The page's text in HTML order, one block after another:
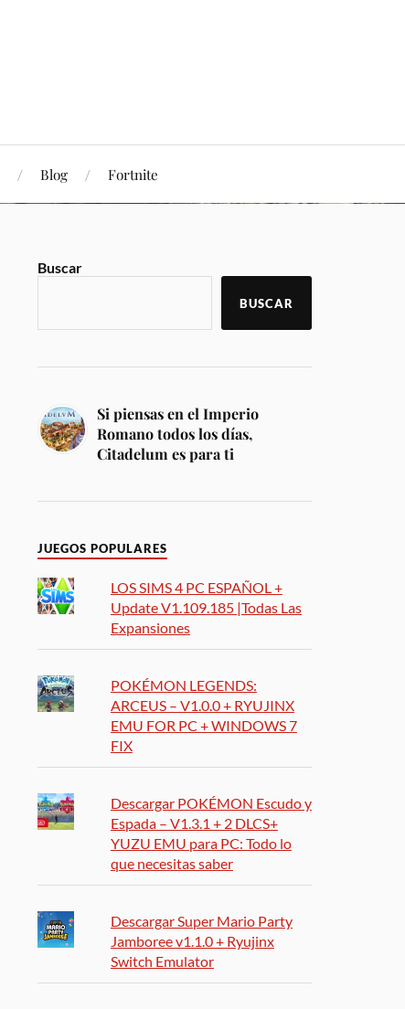
Blog Fortnite
Buscar
BUSCAR
Si piensas en el Imperio
Romano todos los días,
Citadelum es para ti
JUEGOS POPULARES
LOS SIMS 4 PC ESPAÑOL +
Update V1.109.185 |Todas Las
Expansiones
POKÉMON LEGENDS:
ARCEUS – V1.0.0 + RYUJINX
EMU FOR PC + WINDOWS 7
FIX
Descargar POKÉMON Escudo y
Espada – V1.3.1 + 2 DLCS+
YUZU EMU para PC: Todo lo
que necesitas saber
Descargar Super Mario Party
Jamboree v1.1.0 + Ryujinx
Switch Emulator